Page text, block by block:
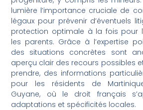
lumière l’importance cruciale de
légaux pour prévenir d’éventuels
protection optimale à la fois pour
les parents. Grâce à l’expertise
des situations concrètes sont
aperçu clair des recours possibles
prendre, des informations
pour les résidents de
Guyane, où le droit français
adaptations et spécificités locales.